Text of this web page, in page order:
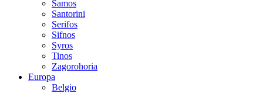
Samos
Santorini
Serifos
Sifnos
Syros
Tinos
Zagorohoria
Europa
Belgio